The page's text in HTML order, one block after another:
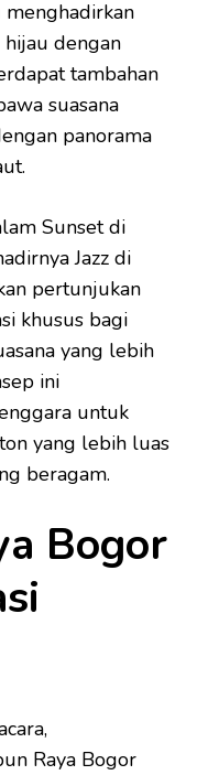
dengan
tambahan
suasana
panorama
Sunset di
Jazz di
pertunjukan
khusus bagi
yang lebih
ini
untuk
yang lebih luas
beragam.
Bogor
Raya Bogor